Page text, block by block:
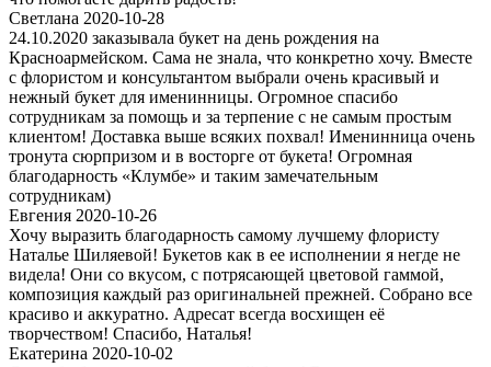
Светлана 2020-10-28
24.10.2020 заказывала букет на день рождения на
Красноармейском. Сама не знала, что конкретно хочу. Вместе
с флористом и консультантом выбрали очень красивый и
нежный букет для именинницы. Огромное спасибо
сотрудникам за помощь и за терпение с не самым простым
клиентом! Доставка выше всяких похвал! Именинница очень
тронута сюрпризом и в восторге от букета! Огромная
благодарность «Клумбе» и таким замечательным
сотрудникам)
Евгения 2020-10-26
Хочу выразить благодарность самому лучшему флористу
Наталье Шиляевой! Букетов как в ее исполнении я негде не
видела! Они со вкусом, с потрясающей цветовой гаммой,
композиция каждый раз оригинальней прежней. Собрано все
красиво и аккуратно. Адресат всегда восхищен её
творчеством! Спасибо, Наталья!
Екатерина 2020-10-02